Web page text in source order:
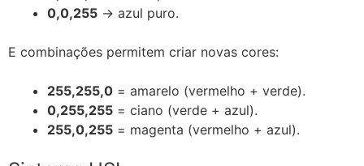
0,0,255 → azul puro.
E combinações permitem criar novas cores:
255,255,0 = amarelo (vermelho + verde).
0,255,255 = ciano (verde + azul).
255,0,255 = magenta (vermelho + azul).